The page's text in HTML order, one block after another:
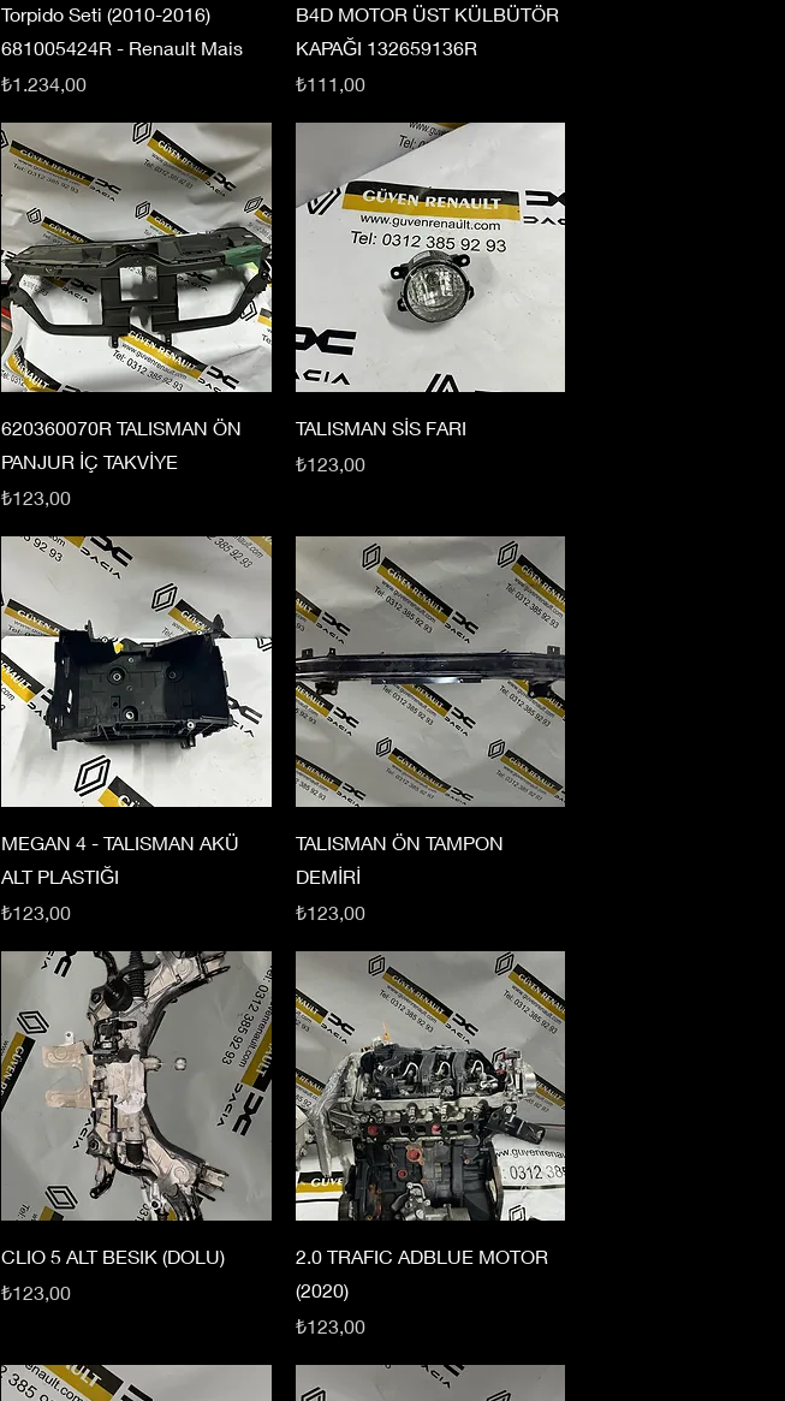
Torpido Seti (2010-2016)
681005424R - Renault Mais
Fiyat
₺1.234,00
B4D MOTOR ÜST KÜLBÜTÖR
KAPAĞI 132659136R
Fiyat
₺111,00
620360070R TALISMAN ÖN
PANJUR İÇ TAKVİYE
Fiyat
₺123,00
TALISMAN SİS FARI
Fiyat
₺123,00
MEGAN 4 - TALISMAN AKÜ
ALT PLASTIĞI
Fiyat
₺123,00
TALISMAN ÖN TAMPON
DEMİRİ
Fiyat
₺123,00
CLIO 5 ALT BESIK (DOLU)
Fiyat
₺123,00
2.0 TRAFIC ADBLUE MOTOR
(2020)
Fiyat
₺123,00